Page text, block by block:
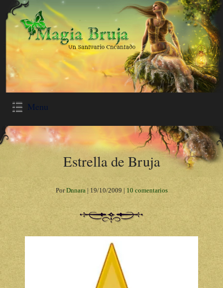
Menu
Estrella de Bruja
PorDnnara| 19/10/2009 | 10 comentarios